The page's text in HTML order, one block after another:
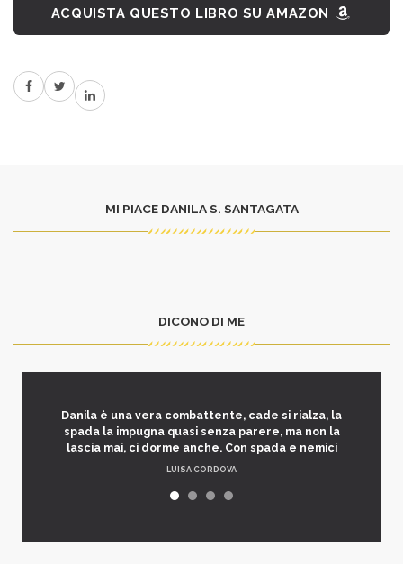
ACQUISTA QUESTO LIBRO SU AMAZON
MI PIACE DANILA S. SANTAGATA
DICONO DI ME
Danila è una vera combattente, cade si rialza, la
spada la impugna quasi senza parere, ma non la
lascia mai, ci dorme anche. Con spada e nemici
LUISA CORDOVA